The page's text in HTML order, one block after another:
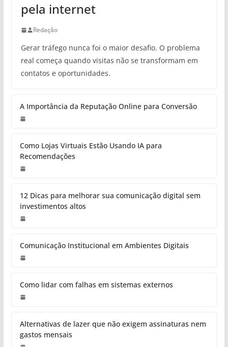
pela internet
Redação
Gerar tráfego nunca foi o maior desafio. O problema
real começa quando visitas não se transformam em
contatos e oportunidades.
A Importância da Reputação Online para Conversão
Como Lojas Virtuais Estão Usando IA para
Recomendações
12 Dicas para melhorar sua comunicação digital sem
investimentos altos
Comunicação Institucional em Ambientes Digitais
Como lidar com falhas em sistemas externos
Alternativas de lazer que não exigem assinaturas nem
gastos mensais